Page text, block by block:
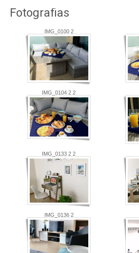
Fotografias
IMG_0100 2
IMG_0104 2 2
IMG_0133 2 2
IMG_0136 2